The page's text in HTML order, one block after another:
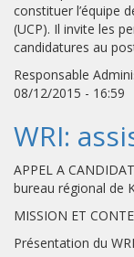
constituer l’équipe
(UCP). Il invite les
candidatures au
Responsable
08/12/2015 - 16:59
WRI:
APPEL A
bureau régional de
MISSION ET
Présentation du WRI